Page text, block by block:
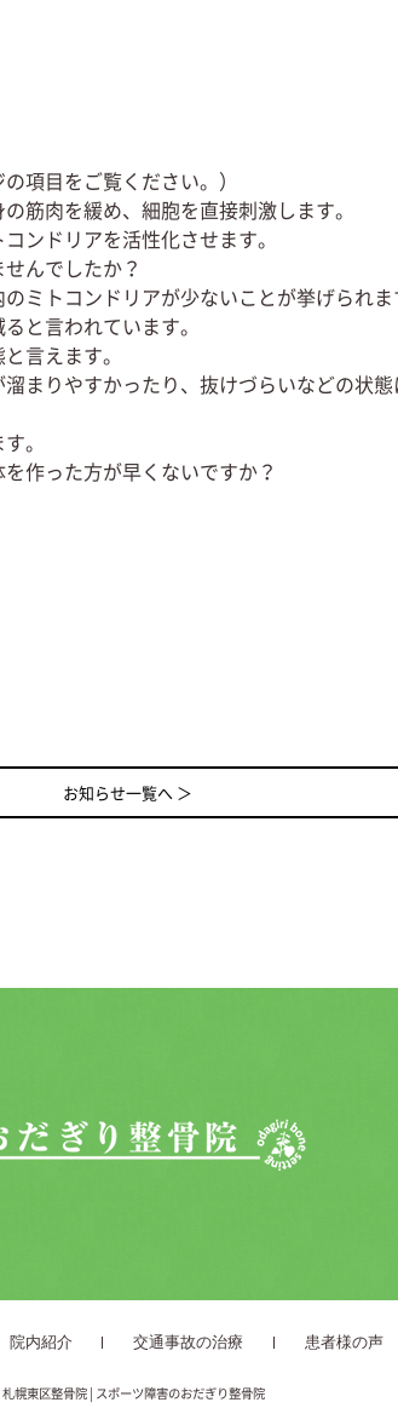
項目をご覧ください。）
筋肉を緩め、細胞を直接刺激します。
ンドリアを活性化させます。
んでしたか？
ミトコンドリアが少ないことが挙げられ
と言われています。
言えます。
まりやすかったり、抜けづらいなどの状
。
作った方が早くないですか？
お知らせ一覧へ ＞
院内紹介 交通事故の治療 患者様の声
札幌東区整骨院 | スポーツ障害のおだぎり整骨院